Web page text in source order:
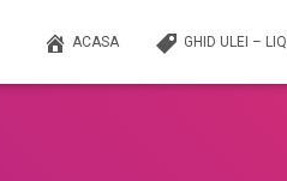
ACASA GHID ULEI –